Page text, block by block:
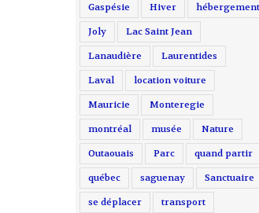
Gaspésie Hiver hébergement
Joly Lac Saint Jean
Lanaudière Laurentides
Laval location voiture
Mauricie Monteregie
montréal musée Nature
Outaouais Parc quand partir
québec saguenay Sanctuaire
se déplacer transport